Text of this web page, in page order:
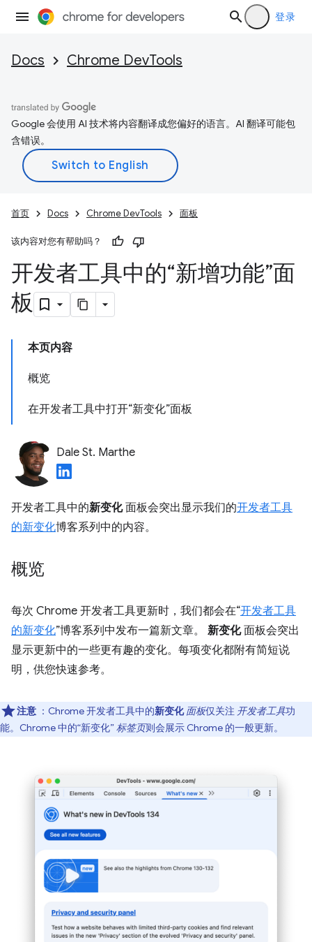
登录
Docs Chrome DevTools
Google 会使用 AI 技术将内容翻译成您偏好的语言。AI 翻译可能包
含错误。
首页 Docs Chrome DevTools 面板
该内容对您有帮助吗？
开发者工具中的“新增功能”面
板
本页内容
概览
在开发者工具中打开“新变化”面板
Dale St. Marthe
开发者工具中的新变化面板会突出显示我们的开发者工具
的新变化博客系列中的内容。
概览
每次 Chrome 开发者工具更新时，我们都会在“开发者工具
的新变化”博客系列中发布一篇新文章。 新变化面板会突出
显示更新中的一些更有趣的变化。每项变化都附有简短说
明，供您快速参考。
注意 ：Chrome 开发者工具中的新变化 面板仅关注 开发者工具功
能。Chrome 中的“新变化”标签页则会展示 Chrome 的一般更新。